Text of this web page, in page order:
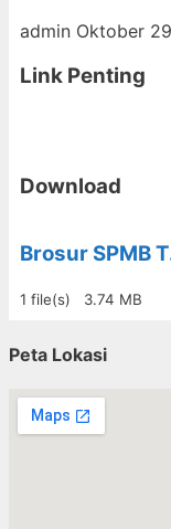
admin Oktober
Link Penting
Download
Brosur SPMB
1 file(s) 3.74 MB
Peta Lokasi